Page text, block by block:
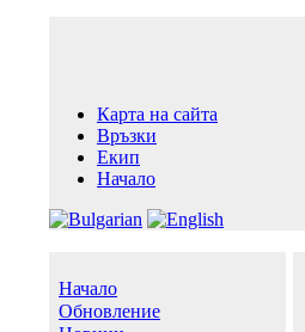
Карта на сайта
Връзки
Екип
Начало
Начало
Обновление